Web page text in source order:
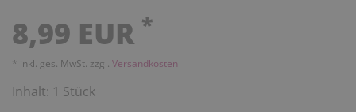
8,99 EUR *
* inkl. ges. MwSt. zzgl. Versandkosten
Inhalt: 1 Stück